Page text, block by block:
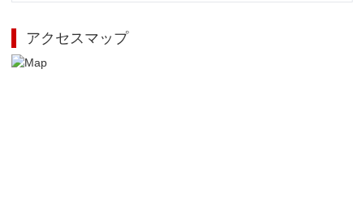
アクセスマップ